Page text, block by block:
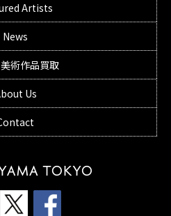
Artists
News
術作品買取
Us